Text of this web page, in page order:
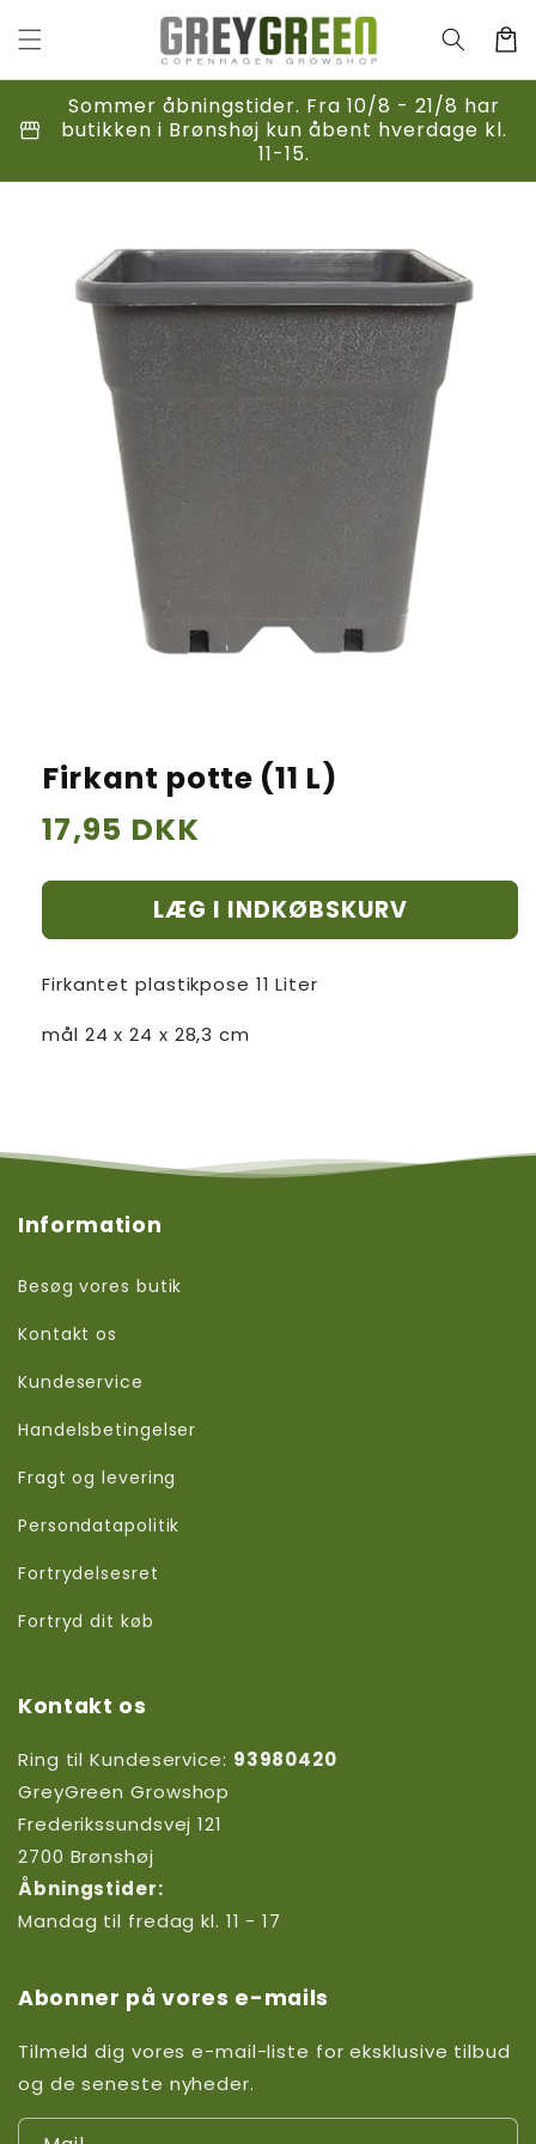
indhold
storefront
Sommer åbningstider. Fra 10/8 - 21/8 har
butikken i Brønshøj kun åbent hverdage kl.
11-15.
Firkant potte (11 L)
Normalpris
17,95 DKK
LÆG I INDKØBSKURV
Firkantet plastikpose 11 Liter
mål 24 x 24 x 28,3 cm
Information
Besøg vores butik
Kontakt os
Kundeservice
Handelsbetingelser
Fragt og levering
Persondatapolitik
Fortrydelsesret
Fortryd dit køb
Kontakt os
Ring til Kundeservice: 93980420
GreyGreen Growshop
Frederikssundsvej 121
2700 Brønshøj
Åbningstider:
Mandag til fredag kl. 11 - 17
Abonner på vores e-mails
Tilmeld dig vores e-mail-liste for eksklusive tilbud
og de seneste nyheder.